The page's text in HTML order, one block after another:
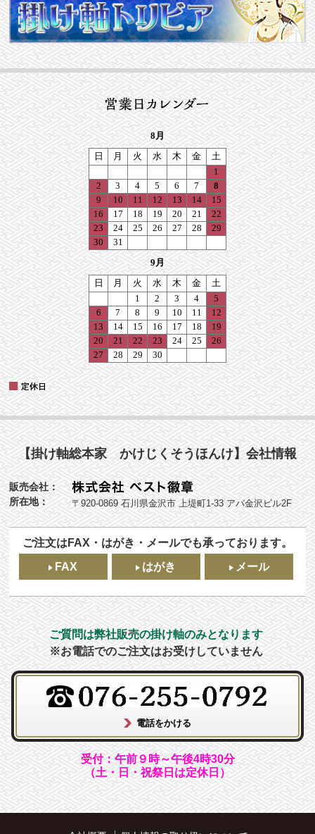
【掛け軸総本家 かけじくそうほんけ】会社情報
販売会社：
所在地：
〒920-0869 石川県金沢市 上堤町1-33 アパ金沢ビル2F
ご注文はFAX・はがき・メールでも承っております。
FAX
はがき メール
ご質問は弊社販売の掛け軸のみとなります
※お電話でのご注文はお受けしていません
受付：午前９時～午後4時30分
（土・日・祝祭日は定休日）